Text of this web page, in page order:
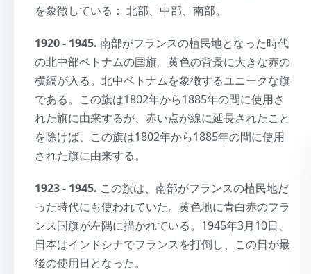
を象徴している： 北部、中部、南部。
1920 - 1945. 南部がフランスの植民地となった時代
の北中部ベトナムの国旗。黄色の背景に大きな赤の
横縞が入る。北中ベトナムを象徴するユニークな旗
である。この旗は1802年から1885年の間に使用さ
れた旗に由来するが、赤い点が線に延長されたこと
を除けば、この旗は1802年から1885年の間に使用
された旗に由来する。
1923 - 1945. この旗は、南部がフランスの植民地だ
った時代にも使われていた。黄色地に青白赤のフラ
ンス国旗が左隅に描かれている。1945年3月10日、
日本はインドシナでフランスを打倒し、この日が最
後の使用日となった。